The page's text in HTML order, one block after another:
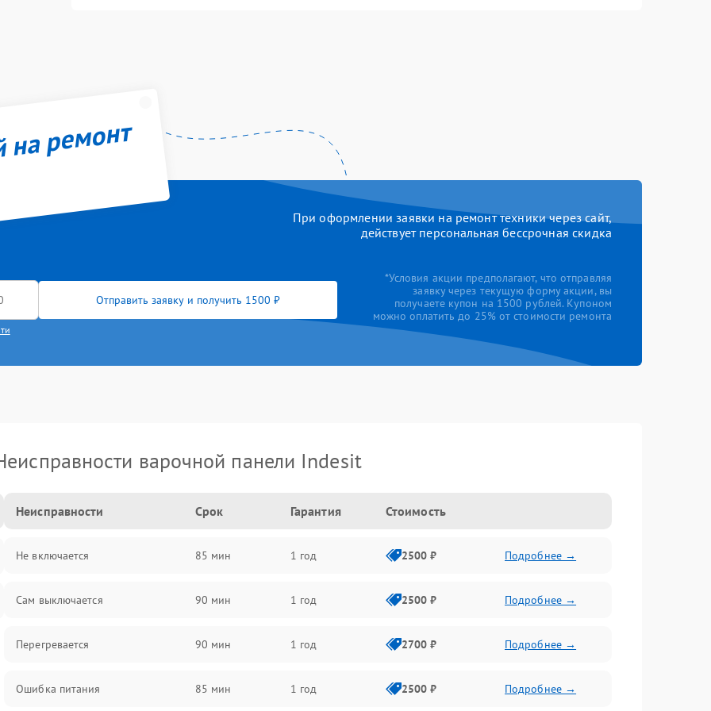
ремонт
При оформлении заявки на ремонт техники через сайт,
действует персональная бессрочная скидка
Отправить заявку и получить 1500 ₽
*Условия акции предполагают, что отправляя
заявку через текущую форму акции, вы
получаете купон на 1500 рублей. Купоном
можно оплатить до 25% от стоимости ремонта
варочной панели Indesit
Неисправности Срок Гарантия Стоимость
Не включается 85 мин 1 год 2500 ₽ Подробнее →
Сам выключается 90 мин 1 год 2500 ₽ Подробнее →
Перегревается 90 мин 1 год 2700 ₽ Подробнее →
Ошибка питания 85 мин 1 год 2500 ₽ Подробнее →